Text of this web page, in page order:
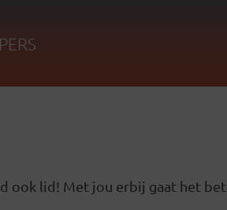
ook lid! Met jou erbij gaat het